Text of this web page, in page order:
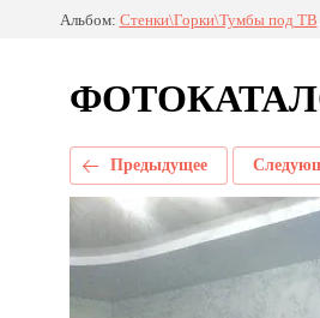
Альбом: Стенки\Горки\Тумбы под ТВ
Предыдущее